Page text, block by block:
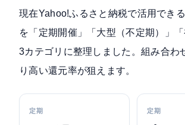
現在Yahoo!ふるさと納税で活用でき
を「定期開催」「大型（不定期）」
3カテゴリに整理しました。組み合わ
り高い還元率が狙えます。
定期 定期